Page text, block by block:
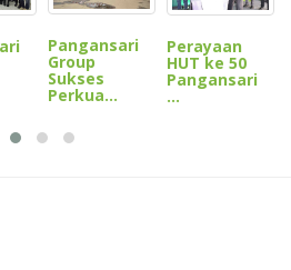
Pangansari
Group
Sukses
Perkua...
Perayaan
HUT ke 50
Pangansari
...